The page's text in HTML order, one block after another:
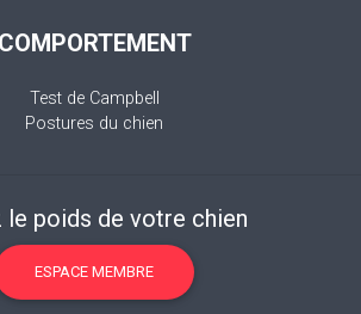
COMPORTEMENT
Test de Campbell
Postures du chien
le poids de votre chien
ESPACE MEMBRE